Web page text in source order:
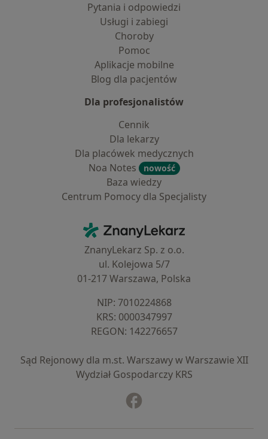
Pytania i odpowiedzi
Usługi i zabiegi
Choroby
Pomoc
Aplikacje mobilne
Blog dla pacjentów
Dla profesjonalistów
Cennik
Dla lekarzy
Dla placówek medycznych
Noa Notes
nowość
Baza wiedzy
Centrum Pomocy dla Specjalisty
ZnanyLekarz - Strona główna
ZnanyLekarz Sp. z o.o.
ul. Kolejowa 5/7
01-217 Warszawa, Polska
NIP: ⁠7010224868
KRS: ⁠0000347997
REGON: ⁠142276657
Sąd Rejonowy dla m.st. Warszawy w Warszawie XII
Wydział Gospodarczy KRS